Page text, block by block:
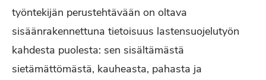
työntekijän perustehtävään on oltava
sisäänrakennettuna tietoisuus lastensuojelutyön
kahdesta puolesta: sen sisältämästä
sietämättömästä, kauheasta, pahasta ja